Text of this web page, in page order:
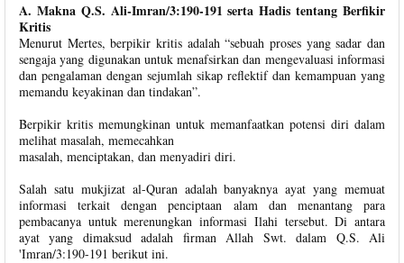
A. Makna Q.S. Ali-Imran/3:190-191 serta Hadis tentang Berfikir
Kritis
Menurut Mertes, berpikir kritis adalah “sebuah proses yang sadar dan
sengaja yang digunakan untuk menafsirkan dan mengevaluasi informasi
dan pengalaman dengan sejumlah sikap reflektif dan kemampuan yang
memandu keyakinan dan tindakan”.
Berpikir kritis memungkinan untuk memanfaatkan potensi diri dalam
melihat masalah, memecahkan
masalah, menciptakan, dan menyadiri diri.
Salah satu mukjizat al-Quran adalah banyaknya ayat yang memuat
informasi terkait dengan penciptaan alam dan menantang para
pembacanya untuk merenungkan informasi Ilahi tersebut. Di antara
ayat yang dimaksud adalah firman Allah Swt. dalam Q.S. Ali
'Imran/3:190-191 berikut ini.